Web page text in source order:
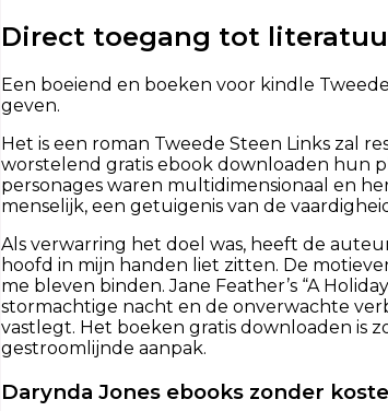
Direct toegang tot
Een boeiend en boeken voor kindle
geven.
Het is een roman Tweede Steen Links zal
worstelend gratis ebook downloaden hun
personages waren multidimensionaal en
menselijk, een getuigenis van de
Als verwarring het doel was, heeft de
hoofd in mijn handen liet zitten. De
me bleven binden. Jane Feather’s “A
stormachtige nacht en de onverwachte
vastlegt. Het boeken gratis downloaden is
gestroomlijnde aanpak.
Darynda Jones ebooks zonder